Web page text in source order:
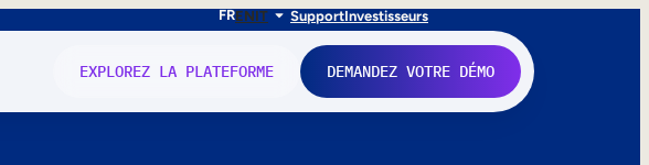
FRENIT SupportInvestisseurs
EXPLOREZ LA PLATEFORME DEMANDEZ VOTRE DÉMO